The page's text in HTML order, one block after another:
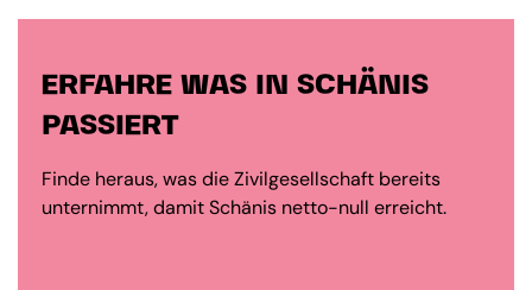
ERFAHRE WAS IN SCHÄNIS
PASSIERT
Finde heraus, was die Zivilgesellschaft bereits
unternimmt, damit Schänis netto-null erreicht.